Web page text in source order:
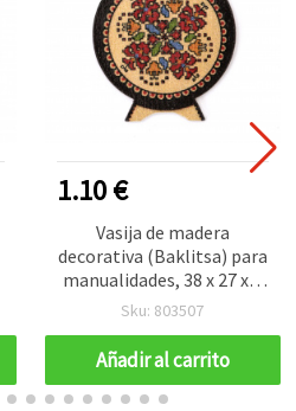
1.10 €
Vasija de madera
decorativa (Baklitsa) para
manualidades, 38 x 27 x 2
mm - 10 uds
Sku: 803507
Añadir al carrito